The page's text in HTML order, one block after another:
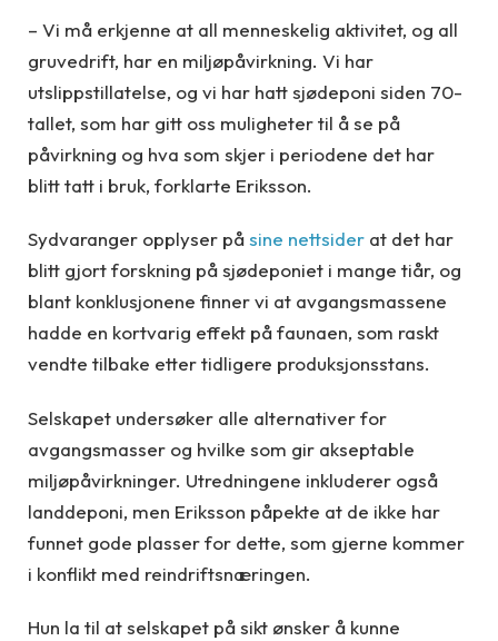
– Vi må erkjenne at all menneskelig aktivitet, og all
gruvedrift, har en miljøpåvirkning. Vi har
utslippstillatelse, og vi har hatt sjødeponi siden 70-
tallet, som har gitt oss muligheter til å se på
påvirkning og hva som skjer i periodene det har
blitt tatt i bruk, forklarte Eriksson.
Sydvaranger opplyser påsine nettsider at det har
blitt gjort forskning på sjødeponiet i mange tiår, og
blant konklusjonene finner vi at avgangsmassene
hadde en kortvarig effekt på faunaen, som raskt
vendte tilbake etter tidligere produksjonsstans.
Selskapet undersøker alle alternativer for
avgangsmasser og hvilke som gir akseptable
miljøpåvirkninger. Utredningene inkluderer også
landdeponi, men Eriksson påpekte at de ikke har
funnet gode plasser for dette, som gjerne kommer
i konflikt med reindriftsnæringen.
Hun la til at selskapet på sikt ønsker å kunne